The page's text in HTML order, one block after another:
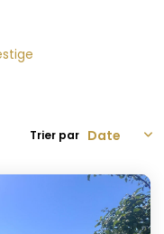
Créer une alerte
Trier par